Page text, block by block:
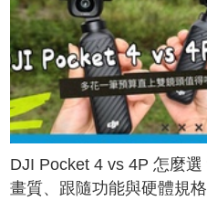
DJI Pocket 4 vs 4P 怎麼選
畫質、跟隨功能與硬體規